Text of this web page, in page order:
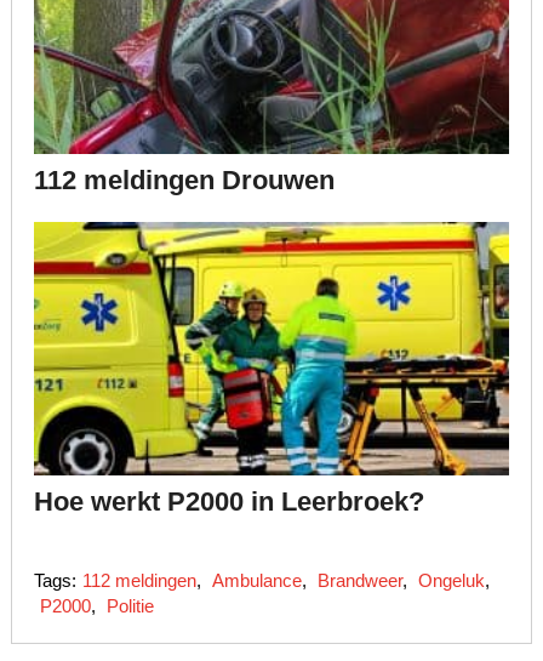
112 meldingen Drouwen
Hoe werkt P2000 in Leerbroek?
Tags: 112 meldingen, Ambulance, Brandweer, Ongeluk,
P2000, Politie